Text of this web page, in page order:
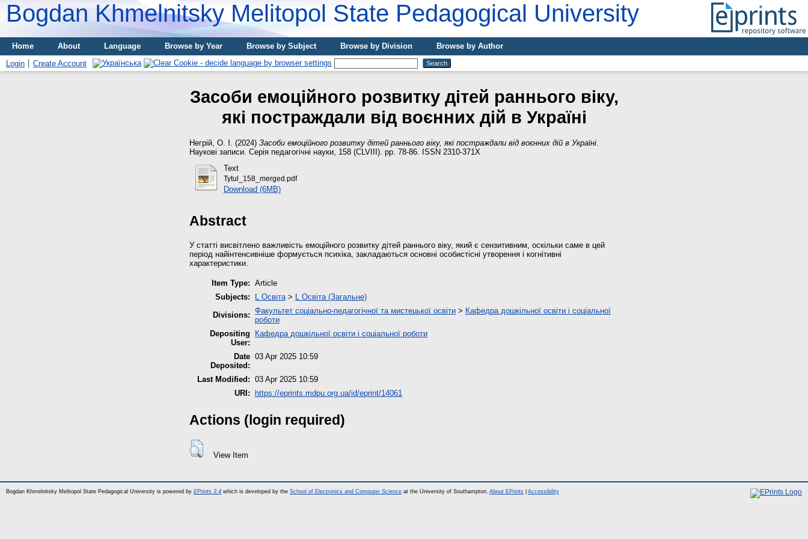
Bogdan Khmelnitsky Melitopol State Pedagogical University
Home About Language Browse by Year Browse by Subject Browse by Division
Browse by Author
Login
Create Account
Засоби емоційного розвитку дітей раннього віку,
які постраждали від воєнних дій в Україні
Негрій, О. І. (2024) Засоби емоційного розвитку дітей раннього віку, які постраждали від воєнних дій в Україні.
Наукові записи. Серія педагогічні науки, 158 (СLVIII). pp. 78-86. ISSN 2310-371Х
Text
Tytul_158_merged.pdf
Download (6MB)
Abstract
У статті висвітлено важливість емоційного розвитку дітей раннього віку, який є сензитивним, оскільки саме в цей
період найінтенсивніше формується психіка, закладаються основні особистісні утворення і когнітивні
характеристики.
Item Type: Article
Subjects:
L Освіта> L Освіта (Загальне)
Divisions: Факультет соціально-педагогічної та мистецької освіти > Кафедра дошкільної освіти і соціальної
роботи
Depositing
User:
Кафедра дошкільної освіти і соціальної роботи
Date
Deposited:
03 Apr 2025 10:59
Last Modified: 03 Apr 2025 10:59
URI:
https://eprints.mdpu.org.ua/id/eprint/14061
Actions (login required)
View Item
Bogdan Khmelnitsky Melitopol State Pedagogical University is powered by EPrints 3.4 which is developed by the School of Electronics and Computer Science at the University of Southampton. About EPrints Accessibility